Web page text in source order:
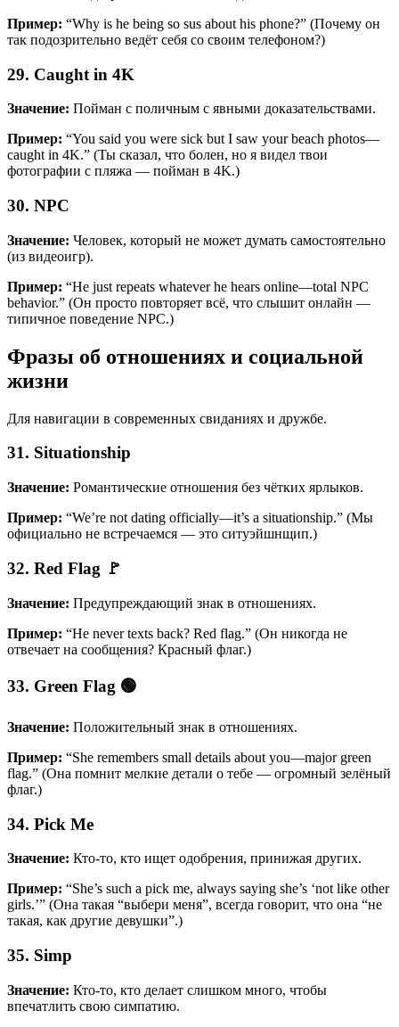
Пример: “Why is he being so sus about his phone?” (Почему он
так подозрительно ведёт себя со своим телефоном?)
29. Caught in 4K
Значение: Пойман с поличным с явными доказательствами.
Пример: “You said you were sick but I saw your beach photos—
caught in 4K.” (Ты сказал, что болен, но я видел твои
фотографии с пляжа — пойман в 4K.)
30. NPC
Значение: Человек, который не может думать самостоятельно
(из видеоигр).
Пример: “He just repeats whatever he hears online—total NPC
behavior.” (Он просто повторяет всё, что слышит онлайн —
типичное поведение NPC.)
Фразы об отношениях и социальной
жизни
Для навигации в современных свиданиях и дружбе.
31. Situationship
Значение: Романтические отношения без чётких ярлыков.
Пример: “We’re not dating officially—it’s a situationship.” (Мы
официально не встречаемся — это ситуэйшнщип.)
32. Red Flag 🚩
Значение: Предупреждающий знак в отношениях.
Пример: “He never texts back? Red flag.” (Он никогда не
отвечает на сообщения? Красный флаг.)
33. Green Flag 🟢
Значение: Положительный знак в отношениях.
Пример: “She remembers small details about you—major green
flag.” (Она помнит мелкие детали о тебе — огромный зелёный
флаг.)
34. Pick Me
Значение: Кто-то, кто ищет одобрения, принижая других.
Пример: “She’s such a pick me, always saying she’s ‘not like other
girls.’” (Она такая “выбери меня”, всегда говорит, что она “не
такая, как другие девушки”.)
35. Simp
Значение: Кто-то, кто делает слишком много, чтобы
впечатлить свою симпатию.